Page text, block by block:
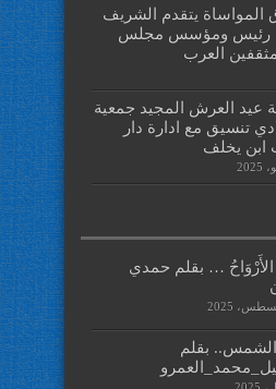
المواساة يتقدم الشريف
رئيس ومؤسس مجلس
العرب
عيد العرش المجيد جمعية
تنسيق مع ادارة دار
ابن يخلف
… بقلم حمدي
الشمس.. بقلم